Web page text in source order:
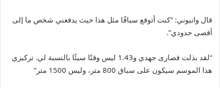
قال وانيوني: “كنت أتوقع سباقًا مثل هذا حيث يدفعني شخص ما إلى
أقصى حدودي”.
“لقد بذلت قصارى جهدي و1.43 ليس وقتًا سيئًا بالنسبة لي. تركيزي
هذا الموسم سيكون على سباق 800 متر، وليس 1500 متر”